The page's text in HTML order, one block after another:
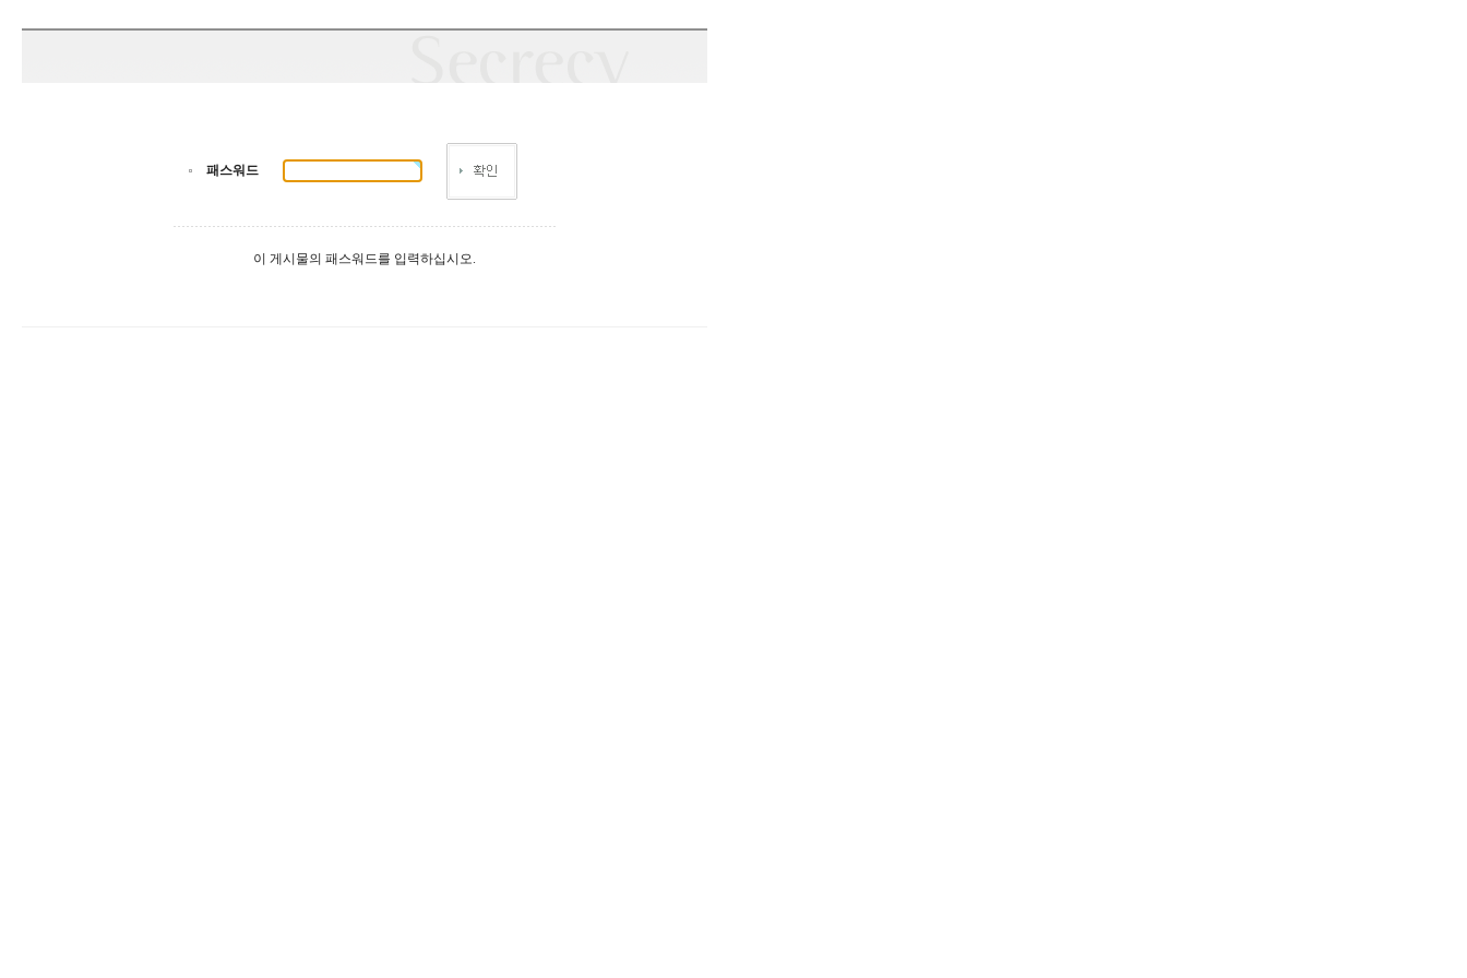
패스워드
이 게시물의 패스워드를 입력하십시오.